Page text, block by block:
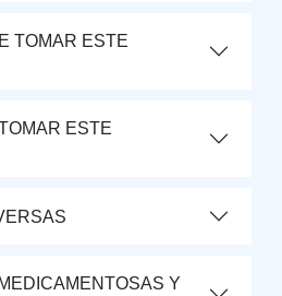
TOMAR ESTE
ESTE
Y